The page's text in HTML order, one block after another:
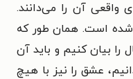
واقعی آن را می‌دانند.
است. همان طور که
را بیان کنیم و باید آن
عشق را نیز با هیچ